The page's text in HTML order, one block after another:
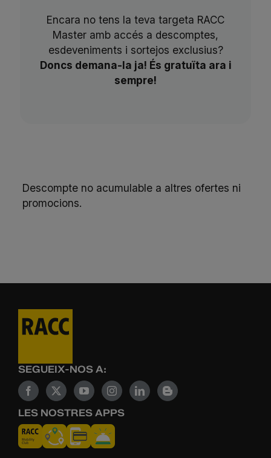
Encara no tens la teva targeta RACC
Master amb accés a descomptes,
esdeveniments i sortejos exclusius?
Doncs demana-la ja! És gratuïta ara i
sempre!
Descompte no acumulable a altres ofertes ni
promocions.
SEGUEIX-NOS A:
LES NOSTRES APPS